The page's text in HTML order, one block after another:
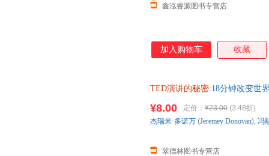
鑫泓睿源图书专营店
加入购物车 收藏
TED演讲的秘密:18分钟改变世
¥8.00 定价： ¥23.00 (3.48折)
翠德林图书专营店
杰瑞米·多诺万 (Jeremey Donovan), 冯